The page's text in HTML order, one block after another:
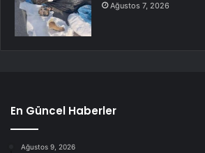
Ağustos 7, 2026
En Güncel Haberler
Ağustos 9, 2026